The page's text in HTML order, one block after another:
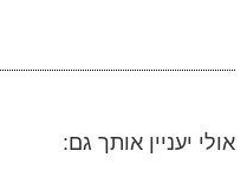
אולי יעניין אותך גם: